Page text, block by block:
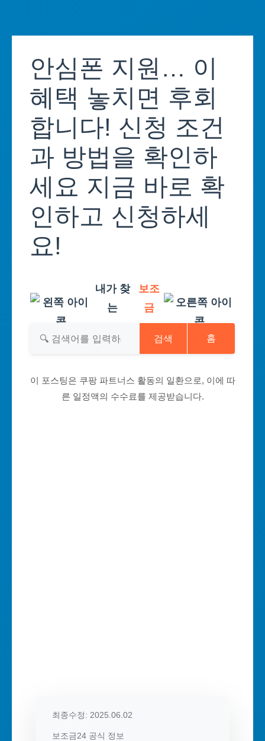
content안심폰 지원… 이
혜택 놓치면 후회
합니다! 신청 조건
과 방법을 확인하
세요 지금 바로 확
인하고 신청하세
요!
내가 찾
는
보조
금
검색 홈
이 포스팅은 쿠팡 파트너스 활동의 일환으로, 이에 따
른 일정액의 수수료를 제공받습니다.
최종수정: 2025.06.02
보조금24 공식 정보